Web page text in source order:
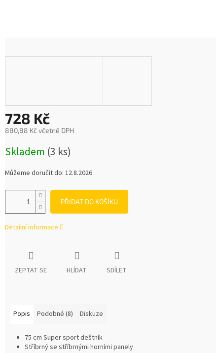
728 Kč
880,88 Kč včetně DPH
cena:
Skladem (3 ks)
Můžeme doručit do: 12.8.2026
PŘIDAT DO KOŠÍKU
Detailní informace
ZEPTAT SE HLÍDAT SDÍLET
Popis Podobné (8) Diskuze
75 cm Super sport deštník
Stříbrný se stříbrnými horními panely